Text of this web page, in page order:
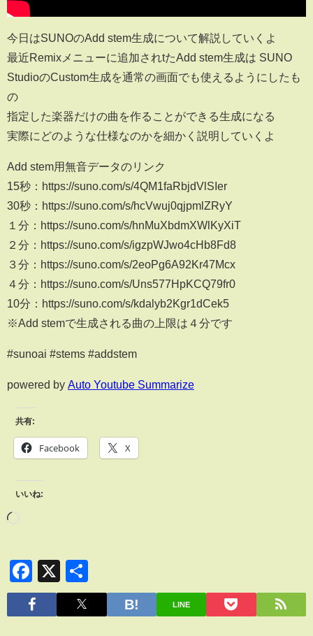
今日はSUNOのAdd stem生成について解説していくよ
最近Remixメニューに追加されtたAdd stem生成は SUNO
StudioのCustom生成を通常の画面でも使えるようにしたも
の
指定した楽器だけの曲を作ることができる生成になる
実際にどのような仕様なのかを細かく説明していくよ
Add stem用無音データのリンク
15秒：https://suno.com/s/4QM1faRbjdVlSIer
30秒：https://suno.com/s/hcVwuj0qjpmlZRyY
１分：https://suno.com/s/hnMuXbdmXWlKyXiT
２分：https://suno.com/s/igzpWJwo4cHb8Fd8
３分：https://suno.com/s/2eoPg6A92Kr47Mcx
４分：https://suno.com/s/Uns577HpKCQ79fr0
10分：https://suno.com/s/kdalyb2Kgr1dCek5
※Add stemで生成される曲の上限は４分です
#sunoai #stems #addstem
powered by Auto Youtube Summarize
共有:
Facebook X
いいね:
Facebook
X
有
LINE